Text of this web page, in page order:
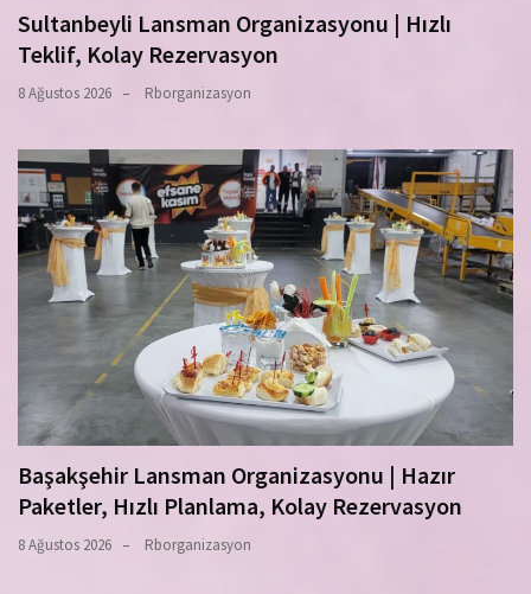
Sultanbeyli Lansman Organizasyonu | Hızlı
Teklif, Kolay Rezervasyon
8 Ağustos 2026 Rborganizasyon
Başakşehir Lansman Organizasyonu | Hazır
Paketler, Hızlı Planlama, Kolay Rezervasyon
8 Ağustos 2026 Rborganizasyon